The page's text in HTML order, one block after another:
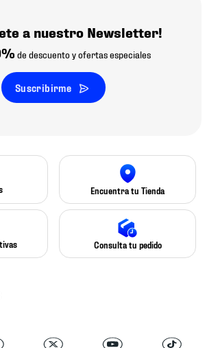
a nuestro Newsletter!
de descuento y ofertas especiales
Suscribirme
Encuentra tu Tienda
Consulta tu pedido